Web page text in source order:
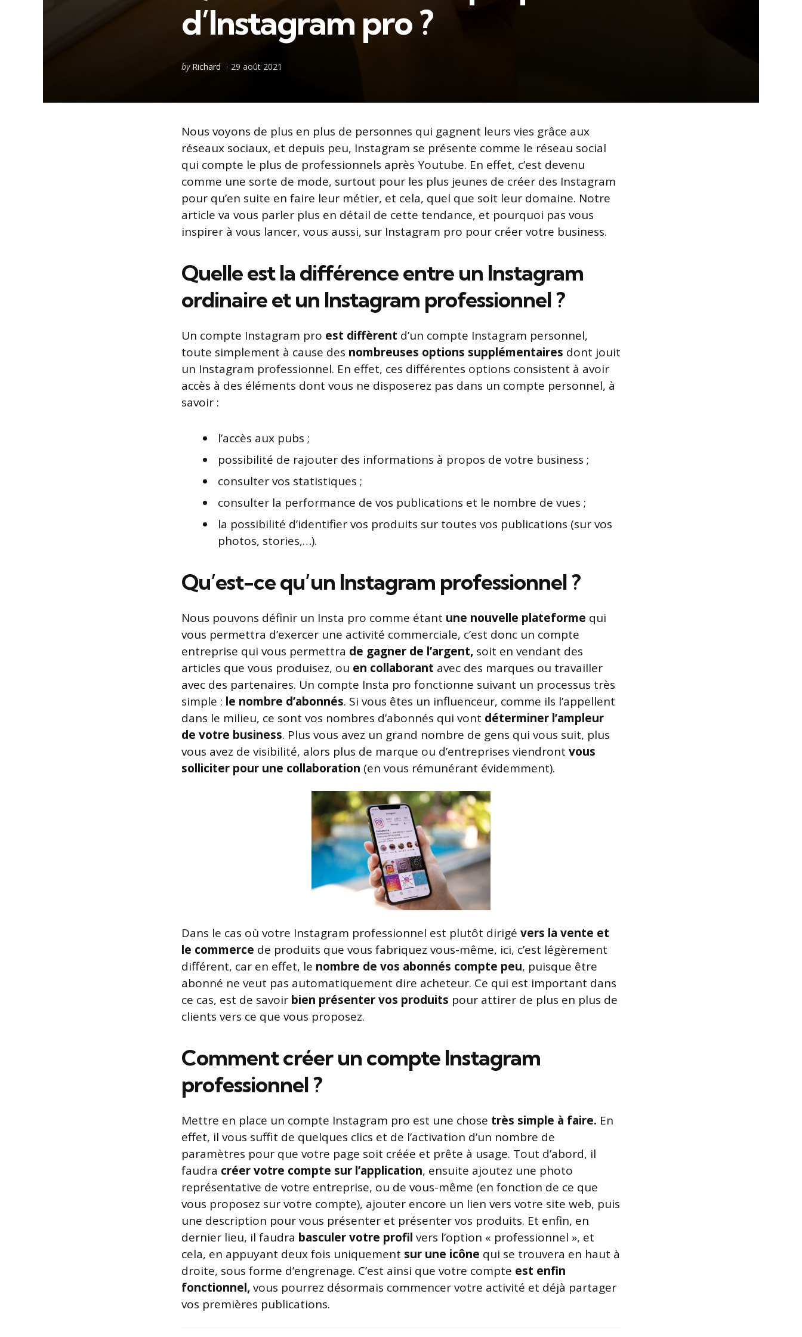
d’Instagram pro ?
Posted
by Richard 29 août 2021
Nous voyons de plus en plus de personnes qui gagnent leurs vies grâce aux
réseaux sociaux, et depuis peu, Instagram se présente comme le réseau social
qui compte le plus de professionnels après Youtube. En effet, c’est devenu
comme une sorte de mode, surtout pour les plus jeunes de créer des Instagram
pour qu’en suite en faire leur métier, et cela, quel que soit leur domaine. Notre
article va vous parler plus en détail de cette tendance, et pourquoi pas vous
inspirer à vous lancer, vous aussi, sur Instagram pro pour créer votre business.
Quelle est la différence entre un Instagram
ordinaire et un Instagram professionnel ?
Un compte Instagram pro est diffèrent d’un compte Instagram personnel,
toute simplement à cause des nombreuses options supplémentaires dont jouit
un Instagram professionnel. En effet, ces différentes options consistent à avoir
accès à des éléments dont vous ne disposerez pas dans un compte personnel, à
savoir :
l’accès aux pubs ;
possibilité de rajouter des informations à propos de votre business ;
consulter vos statistiques ;
consulter la performance de vos publications et le nombre de vues ;
la possibilité d’identifier vos produits sur toutes vos publications (sur vos
photos, stories,…).
Qu’est-ce qu’un Instagram professionnel ?
Nous pouvons définir un Insta pro comme étant une nouvelle plateforme qui
vous permettra d’exercer une activité commerciale, c’est donc un compte
entreprise qui vous permettra de gagner de l’argent, soit en vendant des
articles que vous produisez, ou en collaborant avec des marques ou travailler
avec des partenaires. Un compte Insta pro fonctionne suivant un processus très
simple : le nombre d’abonnés. Si vous êtes un influenceur, comme ils l’appellent
dans le milieu, ce sont vos nombres d’abonnés qui vont déterminer l’ampleur
de votre business. Plus vous avez un grand nombre de gens qui vous suit, plus
vous avez de visibilité, alors plus de marque ou d’entreprises viendront vous
solliciter pour une collaboration (en vous rémunérant évidemment).
Dans le cas où votre Instagram professionnel est plutôt dirigé vers la vente et
le commerce de produits que vous fabriquez vous-même, ici, c’est légèrement
différent, car en effet, le nombre de vos abonnés compte peu, puisque être
abonné ne veut pas automatiquement dire acheteur. Ce qui est important dans
ce cas, est de savoir bien présenter vos produits pour attirer de plus en plus de
clients vers ce que vous proposez.
Comment créer un compte Instagram
professionnel ?
Mettre en place un compte Instagram pro est une chose très simple à faire. En
effet, il vous suffit de quelques clics et de l’activation d’un nombre de
paramètres pour que votre page soit créée et prête à usage. Tout d’abord, il
faudra créer votre compte sur l’application, ensuite ajoutez une photo
représentative de votre entreprise, ou de vous-même (en fonction de ce que
vous proposez sur votre compte), ajouter encore un lien vers votre site web, puis
une description pour vous présenter et présenter vos produits. Et enfin, en
dernier lieu, il faudra basculer votre profil vers l’option « professionnel », et
cela, en appuyant deux fois uniquement sur une icône qui se trouvera en haut à
droite, sous forme d’engrenage. C’est ainsi que votre compte est enfin
fonctionnel,vous pourrez désormais commencer votre activité et déjà partager
vos premières publications.